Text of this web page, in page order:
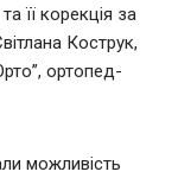
її корекція за
Кострук,
ортопед-
можливість